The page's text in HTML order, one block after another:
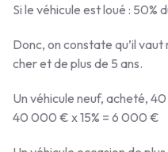
Si le véhicule est loué : 50%
Donc, on constate qu’il
cher et de plus de 5 ans.
Un véhicule neuf, acheté,
40 000 € x 15% = 6 000 €